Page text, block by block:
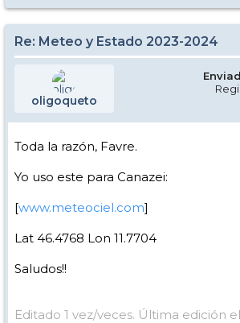
Re: Meteo y Estado 2023-2024
oligoqueto
Toda la razón, Favre.
Yo uso este para Canazei:
[www.meteociel.com]
Lat 46.4768 Lon 11.7704
Saludos!!
Editado 1 vez/veces. Última edición